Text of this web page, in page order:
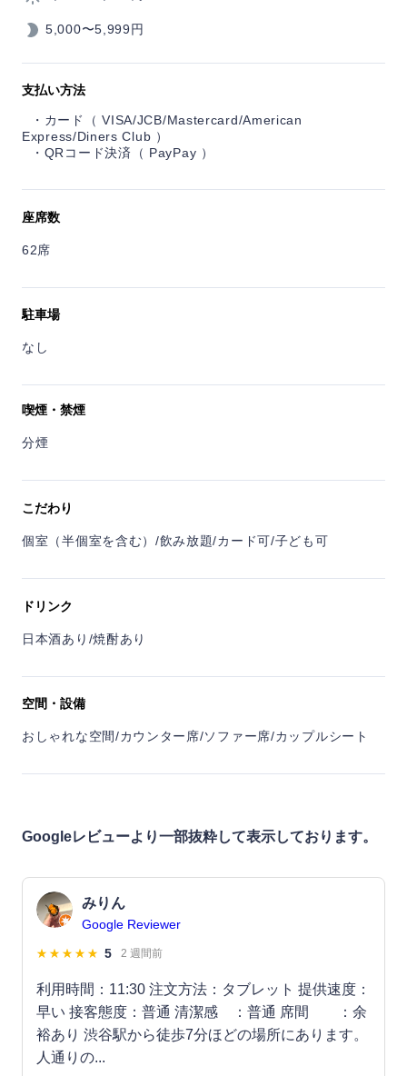
5,000〜5,999円
支払い方法
カード（ VISA/JCB/Mastercard/American
Express/Diners Club ）
QRコード決済（ PayPay ）
座席数
62席
駐車場
なし
喫煙・禁煙
分煙
こだわり
個室（半個室を含む）/飲み放題/カード可/子ども可
ドリンク
日本酒あり/焼酎あり
空間・設備
おしゃれな空間/カウンター席/ソファー席/カップルシート
Googleレビューより一部抜粋して表示しております。
みりん
Google Reviewer
5
2 週間前
利用時間：11:30 注文方法：タブレット 提供速度：
早い 接客態度：普通 清潔感 ：普通 席間 ：余
裕あり 渋谷駅から徒歩7分ほどの場所にあります。
人通りの...